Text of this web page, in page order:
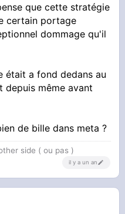
que cette stratégie
certain portage
dommage qu'il
était a fond dedans au
depuis même avant
de bille dans meta ?
side ( ou pas )
il y a un an